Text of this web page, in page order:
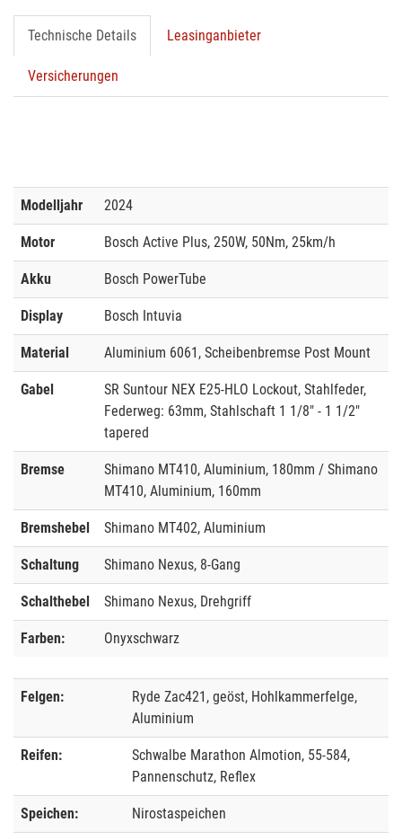
Technische Details Leasinganbieter
Versicherungen
Modelljahr 2024
Motor Bosch Active Plus, 250W, 50Nm, 25km/h
Akku Bosch PowerTube
Display Bosch Intuvia
Material Aluminium 6061, Scheibenbremse Post Mount
Gabel
SR Suntour NEX E25-HLO Lockout, Stahlfeder,
Federweg: 63mm, Stahlschaft 1 1/8" - 1 1/2"
tapered
Bremse
Shimano MT410, Aluminium, 180mm / Shimano
MT410, Aluminium, 160mm
Bremshebel Shimano MT402, Aluminium
Schaltung Shimano Nexus, 8-Gang
Schalthebel Shimano Nexus, Drehgriff
Farben: Onyxschwarz
Felgen:
Ryde Zac421, geöst, Hohlkammerfelge,
Aluminium
Reifen:
Schwalbe Marathon Almotion, 55-584,
Pannenschutz, Reflex
Speichen: Nirostaspeichen